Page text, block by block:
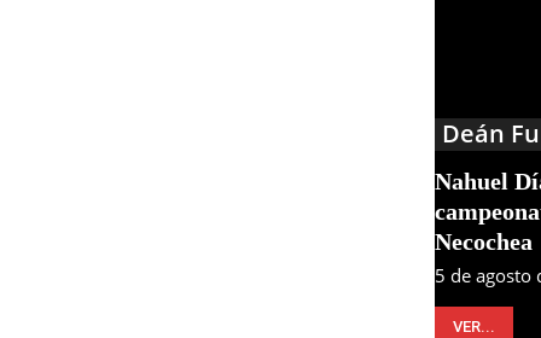
Deán
Nahuel
Necochea
5 de agosto
VER...